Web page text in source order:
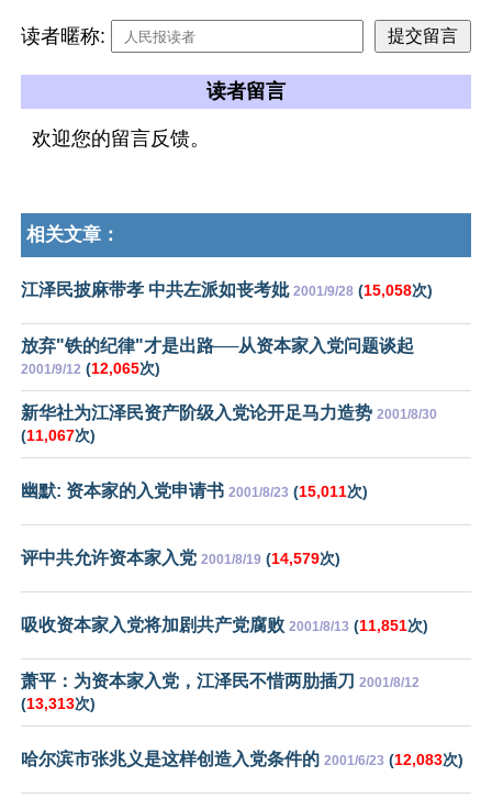
读者暱称:
读者留言
欢迎您的留言反馈。
相关文章：
江泽民披麻带孝 中共左派如丧考妣 2001/9/28 (15,058次)
放弃"铁的纪律"才是出路──从资本家入党问题谈起
2001/9/12 (12,065次)
新华社为江泽民资产阶级入党论开足马力造势 2001/8/30
(11,067次)
幽默: 资本家的入党申请书 2001/8/23 (15,011次)
评中共允许资本家入党 2001/8/19 (14,579次)
吸收资本家入党将加剧共产党腐败 2001/8/13 (11,851次)
萧平：为资本家入党，江泽民不惜两肋插刀 2001/8/12
(13,313次)
哈尔滨市张兆义是这样创造入党条件的 2001/6/23 (12,083次)